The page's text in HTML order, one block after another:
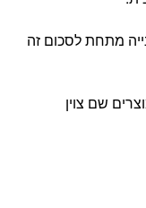
בקנייה מתחת לסכום זה
מוצרים שם צוין